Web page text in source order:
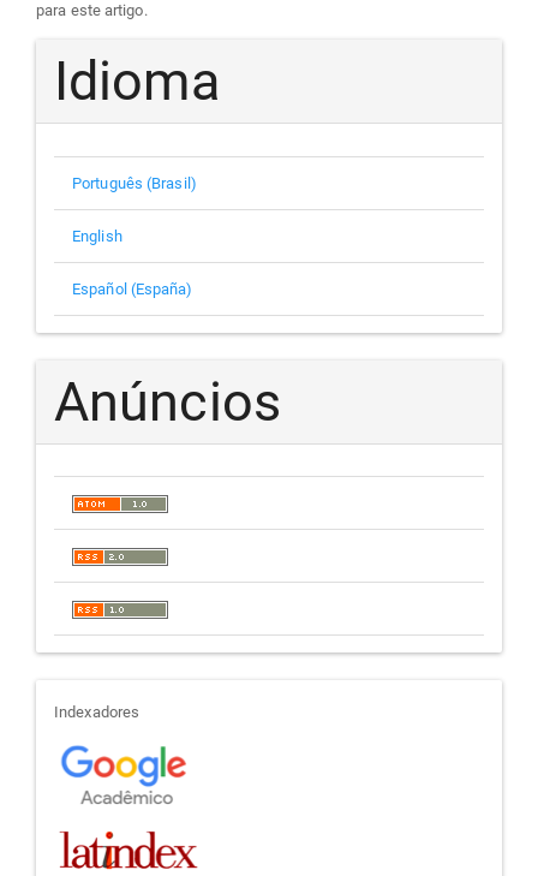
para este artigo.
Idioma
Português (Brasil)
English
Español (España)
Anúncios
indexadores
Indexadores